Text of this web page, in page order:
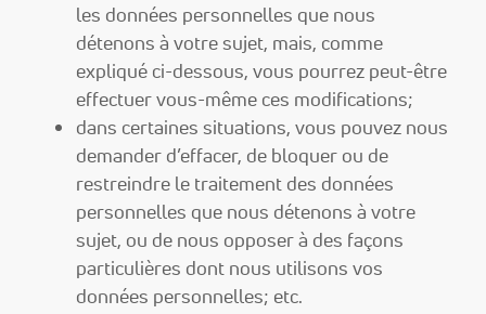
les données personnelles que nous
détenons à votre sujet, mais, comme
expliqué ci-dessous, vous pourrez peut-être
effectuer vous-même ces modifications;
dans certaines situations, vous pouvez nous
demander d’effacer, de bloquer ou de
restreindre le traitement des données
personnelles que nous détenons à votre
sujet, ou de nous opposer à des façons
particulières dont nous utilisons vos
données personnelles; etc.